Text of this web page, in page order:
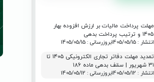
مهلت پرداخت مالیات بر ارزش افزوده بهار
۱۴۰۵ و ترتیب پرداخت بدهی
انتشار : 1405/05/15 بروزرسانی : 1405/05/15
تمدید مهلت دفاتر تجاری الکترونیکی ۱۴۰۵ تا
۳۱ شهریور | سقف بدهی ماده ۱۸۶
انتشار : 1405/05/12 بروزرسانی : 1405/05/12